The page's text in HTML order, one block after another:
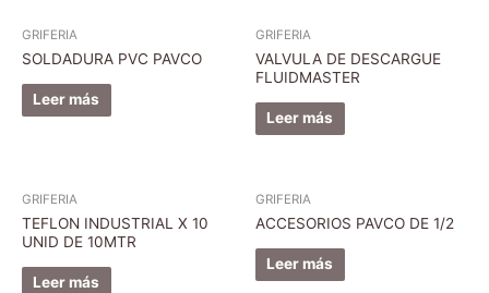
GRIFERIA
SOLDADURA PVC PAVCO
Leer más
GRIFERIA
VALVULA DE DESCARGUE
FLUIDMASTER
Leer más
GRIFERIA
TEFLON INDUSTRIAL X 10
UNID DE 10MTR
Leer más
GRIFERIA
ACCESORIOS PAVCO DE 1/2
Leer más